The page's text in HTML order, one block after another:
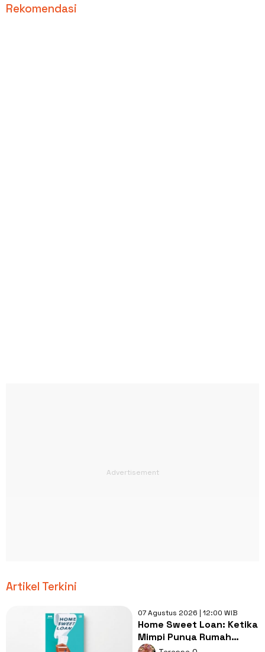
Rekomendasi
Artikel Terkini
07 Agustus 2026 | 12:00 WIB
Home Sweet Loan: Ketika
Mimpi Punya Rumah
Berhadapan dengan